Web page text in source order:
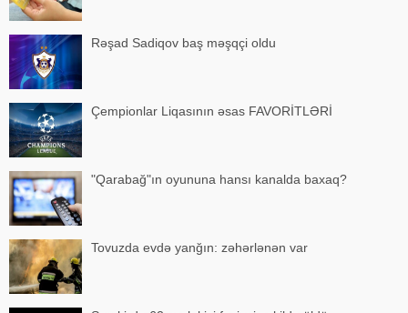
Rəşad Sadiqov baş məşqçi oldu
Çempionlar Liqasının əsas FAVORİTLƏRİ
"Qarabağ"ın oyununa hansı kanalda baxaq?
Tovuzda evdə yanğın: zəhərlənən var